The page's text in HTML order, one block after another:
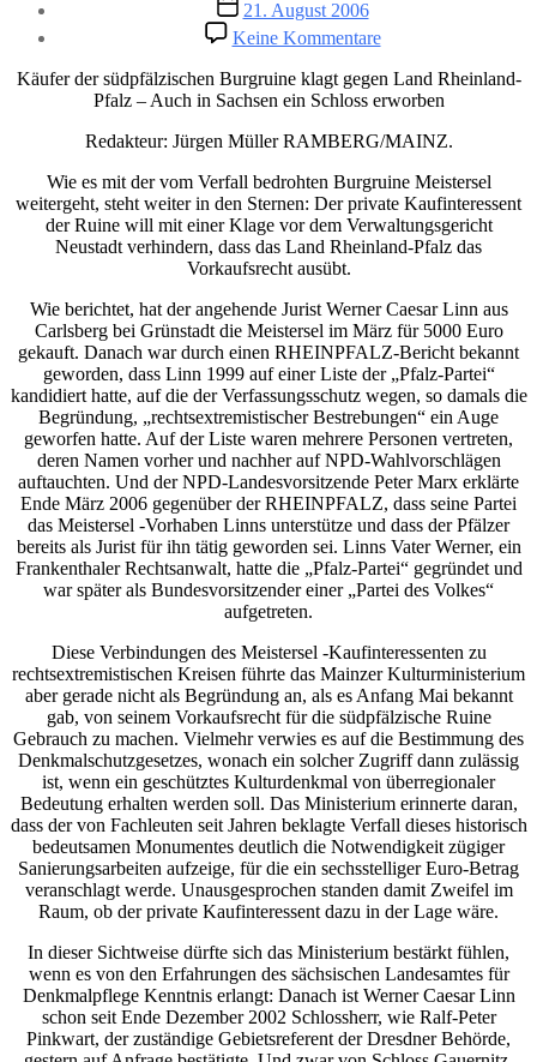
21. August 2006
Keine Kommentarezu
Weiterhin
ungewisse
Zukunft
die
Käufer der südpfälzischen Burgruine klagt gegen Land Rheinland-
Pfalz – Auch in Sachsen ein Schloss erworben
Redakteur: Jürgen Müller RAMBERG/MAINZ.
Wie es mit der vom Verfall bedrohten Burgruine Meistersel
weitergeht, steht weiter in den Sternen: Der private Kaufinteressent
der Ruine will mit einer Klage vor dem Verwaltungsgericht
Neustadt verhindern, dass das Land Rheinland-Pfalz das
Vorkaufsrecht ausübt.
Wie berichtet, hat der angehende Jurist Werner Caesar Linn aus
Carlsberg bei Grünstadt die Meistersel im März für 5000 Euro
gekauft. Danach war durch einen RHEINPFALZ-Bericht bekannt
geworden, dass Linn 1999 auf einer Liste der „Pfalz-Partei“
kandidiert hatte, auf die der Verfassungsschutz wegen, so damals die
Begründung, „rechtsextremistischer Bestrebungen“ ein Auge
geworfen hatte. Auf der Liste waren mehrere Personen vertreten,
deren Namen vorher und nachher auf NPD-Wahlvorschlägen
auftauchten. Und der NPD-Landesvorsitzende Peter Marx erklärte
Ende März 2006 gegenüber der RHEINPFALZ, dass seine Partei
das Meistersel -Vorhaben Linns unterstütze und dass der Pfälzer
bereits als Jurist für ihn tätig geworden sei. Linns Vater Werner, ein
Frankenthaler Rechtsanwalt, hatte die „Pfalz-Partei“ gegründet und
war später als Bundesvorsitzender einer „Partei des Volkes“
aufgetreten.
Diese Verbindungen des Meistersel -Kaufinteressenten zu
rechtsextremistischen Kreisen führte das Mainzer Kulturministerium
aber gerade nicht als Begründung an, als es Anfang Mai bekannt
gab, von seinem Vorkaufsrecht für die südpfälzische Ruine
Gebrauch zu machen. Vielmehr verwies es auf die Bestimmung des
Denkmalschutzgesetzes, wonach ein solcher Zugriff dann zulässig
ist, wenn ein geschütztes Kulturdenkmal von überregionaler
Bedeutung erhalten werden soll. Das Ministerium erinnerte daran,
dass der von Fachleuten seit Jahren beklagte Verfall dieses historisch
bedeutsamen Monumentes deutlich die Notwendigkeit zügiger
Sanierungsarbeiten aufzeige, für die ein sechsstelliger Euro-Betrag
veranschlagt werde. Unausgesprochen standen damit Zweifel im
Raum, ob der private Kaufinteressent dazu in der Lage wäre.
In dieser Sichtweise dürfte sich das Ministerium bestärkt fühlen,
wenn es von den Erfahrungen des sächsischen Landesamtes für
Denkmalpflege Kenntnis erlangt: Danach ist Werner Caesar Linn
schon seit Ende Dezember 2002 Schlossherr, wie Ralf-Peter
Pinkwart, der zuständige Gebietsreferent der Dresdner Behörde,